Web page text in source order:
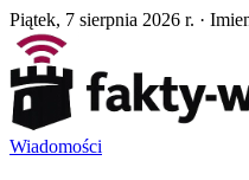
Piątek, 7 sierpnia 2026 r. ·
Wiadomości